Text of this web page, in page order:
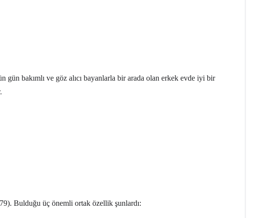
bakımlı ve göz alıcı bayanlarla bir arada olan erkek evde iyi bir
Bulduğu üç önemli ortak özellik şunlardı: